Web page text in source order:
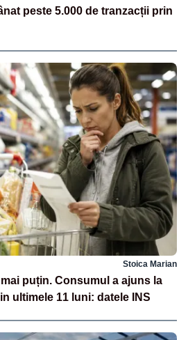
peste 5.000 de tranzacții prin
Stoica Marian
puțin. Consumul a ajuns la
ultimele 11 luni: datele INS